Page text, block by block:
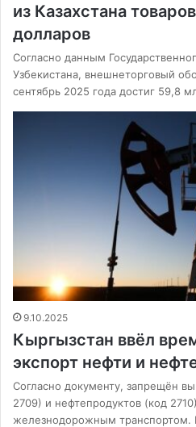
из Казахстана
долларов
Согласно данным
Узбекистана, внешнеторговый
сентябрь 2025 года достиг 59,8
9.10.2025
Кыргызстан ввёл
экспорт нефти и
Согласно документу, запрещён
2709) и нефтепродуктов (код
железнодорожным транспортом.